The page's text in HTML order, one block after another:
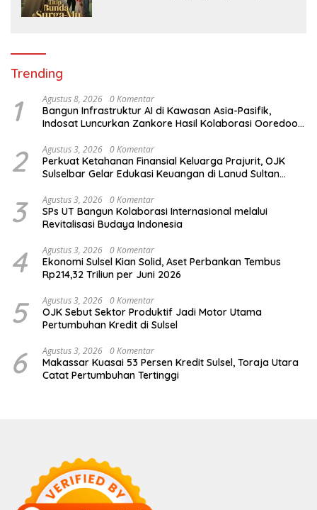
Trending
1 Agustus 8, 2026 0 Komentar
Bangun Infrastruktur AI di Kawasan Asia-Pasifik,
Indosat Luncurkan Zankore Hasil Kolaborasi Ooredoo
2 Agustus 3, 2026 0 Komentar
Perkuat Ketahanan Finansial Keluarga Prajurit, OJK
Sulselbar Gelar Edukasi Keuangan di Lanud Sultan
3 Agustus 3, 2026 0 Komentar
SPs UT Bangun Kolaborasi Internasional melalui
Revitalisasi Budaya Indonesia
4 Agustus 3, 2026 0 Komentar
Ekonomi Sulsel Kian Solid, Aset Perbankan Tembus
Rp214,32 Triliun per Juni 2026
5 Agustus 3, 2026 0 Komentar
OJK Sebut Sektor Produktif Jadi Motor Utama
Pertumbuhan Kredit di Sulsel
6 Agustus 3, 2026 0 Komentar
Makassar Kuasai 53 Persen Kredit Sulsel, Toraja Utara
Catat Pertumbuhan Tertinggi